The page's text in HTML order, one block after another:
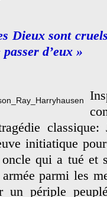
Dieux sont
passer d’eux »
classique:
initiatique
oncle qui a tué et
parmi les
un périple